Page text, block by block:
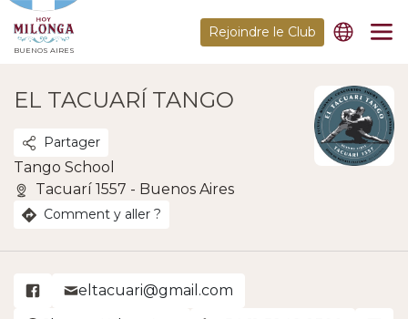
BUENOS AIRES
Rejoindre le Club
EL TACUARÍ TANGO
Partager
Tango School
Tacuarí 1557 - Buenos Aires
Comment y aller ?
eltacuari@gmail.com